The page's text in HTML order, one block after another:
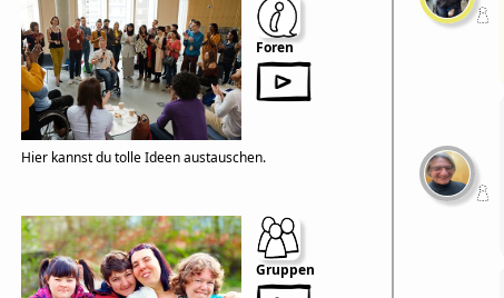
Foren
Hier kannst du tolle Ideen austauschen.
Gruppen